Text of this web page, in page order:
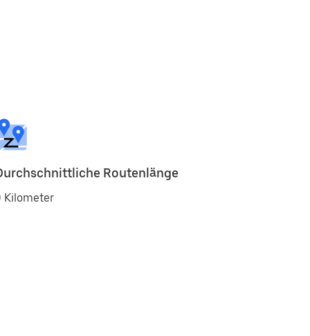
Routenlänge
Kilometer